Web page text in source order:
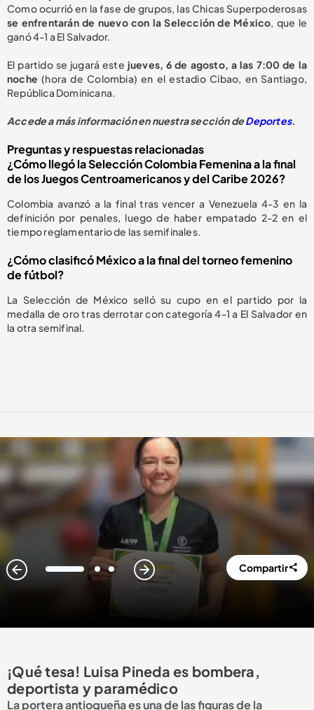
Como ocurrió en la fase de grupos, las Chicas Superpoderosas
se enfrentarán de nuevo con la Selección de México, que le
ganó 4-1 a El Salvador.
El partido se jugará este jueves, 6 de agosto, a las 7:00 de la
noche (hora de Colombia) en el estadio Cibao, en Santiago,
República Dominicana.
Accede a más información en nuestra sección deDeportes.
Preguntas y respuestas relacionadas
¿Cómo llegó la Selección Colombia Femenina a la final
de los Juegos Centroamericanos y del Caribe 2026?
Colombia avanzó a la final tras vencer a Venezuela 4-3 en la
definición por penales, luego de haber empatado 2-2 en el
tiempo reglamentario de las semifinales.
¿Cómo clasificó México a la final del torneo femenino
de fútbol?
La Selección de México selló su cupo en el partido por la
medalla de oro tras derrotar con categoría 4-1 a El Salvador en
la otra semifinal.
1 2 3 Compartir
¡Qué tesa! Luisa Pineda es bombera,
deportista y paramédico
La portera antioqueña es una de las figuras de la